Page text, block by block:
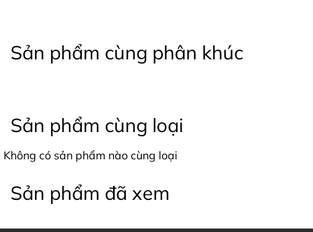
Sản phẩm cùng phân khúc
Sản phẩm cùng loại
Không có sản phẩm nào cùng loại
Sản phẩm đã xem